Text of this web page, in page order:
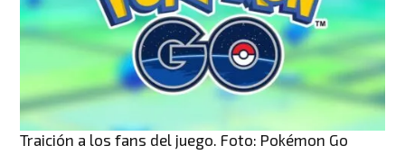
Traición a los fans del juego. Foto: Pokémon Go